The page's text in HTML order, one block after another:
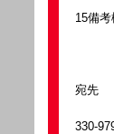
15備
宛先
330-